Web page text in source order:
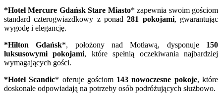
*Hotel Mercure Gdańsk Stare Miasto* zapewnia swoim gościom
standard czterogwiazdkowy z ponad281 pokojami, gwarantując
wygodę i elegancję.
*Hilton Gdańsk*, położony nad Motławą, dysponuje 150
luksusowymi pokojami, które spełnią oczekiwania najbardziej
wymagających gości.
*Hotel Scandic* oferuje gościom 143 nowoczesne pokoje, które
doskonale odpowiadają na potrzeby osób podróżujących służbowo.